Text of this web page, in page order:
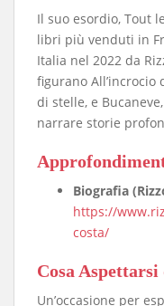
​Il suo esordio, Tout
libri più venduti in
Italia nel 2022 da
figurano
di stelle, e
narrare storie
Biografia
https://
costa/
​Cosa
​Un’occasione per